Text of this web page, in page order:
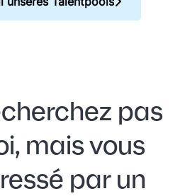
pas
mais vous
par un